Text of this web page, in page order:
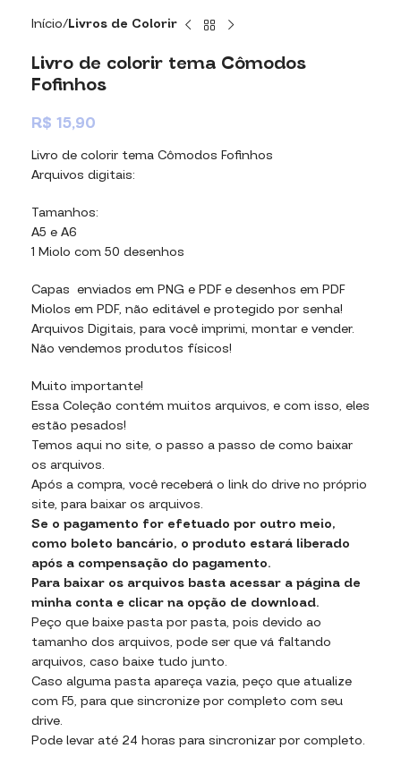
Início Livros de Colorir
Livro de colorir tema Cômodos
Fofinhos
R$ 15,90
Livro de colorir tema Cômodos Fofinhos
Arquivos digitais:
Tamanhos:
A5 e A6
1 Miolo com 50 desenhos
Capas enviados em PNG e PDF e desenhos em PDF
Miolos em PDF, não editável e protegido por senha!
Arquivos Digitais, para você imprimi, montar e vender.
Não vendemos produtos físicos!
Muito importante!
Essa Coleção contém muitos arquivos, e com isso, eles
estão pesados!
Temos aqui no site, o passo a passo de como baixar
os arquivos.
Após a compra, você receberá o link do drive no próprio
site, para baixar os arquivos.
Se o pagamento for efetuado por outro meio,
como boleto bancário, o produto estará liberado
após a compensação do pagamento.
Para baixar os arquivos basta acessar a página de
minha conta e clicar na opção de download.
Peço que baixe pasta por pasta, pois devido ao
tamanho dos arquivos, pode ser que vá faltando
arquivos, caso baixe tudo junto.
Caso alguma pasta apareça vazia, peço que atualize
com F5, para que sincronize por completo com seu
drive.
Pode levar até 24 horas para sincronizar por completo.